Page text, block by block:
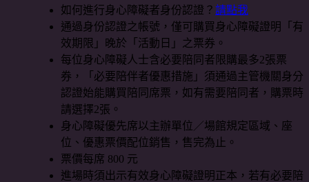
如何進行身心障礙者身份認證？ 請點我
通過身份認證之帳號，僅可購買身心障礙證明「有
效期限」晚於「活動日」之票券。
每位身心障礙人士含必要陪同者限購最多2張票
券，「必要陪伴者優惠措施」須通過主管機關身分
認證始能購買陪同席票，如有需要陪同者，購票時
請選擇2張。
身心障礙優先席以主辦單位／場館規定區域、座
位、優惠票價配位銷售，售完為止。
票價每席 800 元
進場時須出示有效身心障礙證明正本，若有必要陪